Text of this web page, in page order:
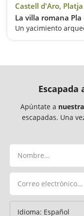
La villa romana Pla
Apúntate a
escapadas. Una